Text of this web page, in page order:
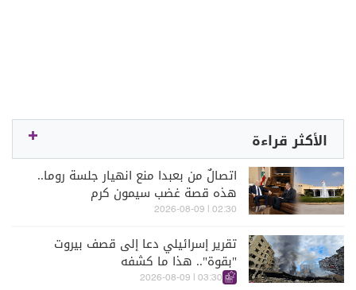
الأكثر قراءة
اتصالٌ من بعبدا منع انهيار جلسة روما..
هذه قصة غضب سيمون كرم
02:30 | 2026-08-09
تقرير إسرائيلي دعا إلى قصف بيروت
"بقوة".. هذا ما كشفه
03:30 | 2026-08-09